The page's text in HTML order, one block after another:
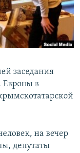
заседания
Европы в
на вечер
депутаты